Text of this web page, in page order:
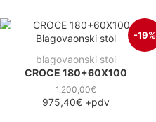
-19%
blagovaonski stol
CROCE 180+60X100
1.200,00€
975,40€ +pdv